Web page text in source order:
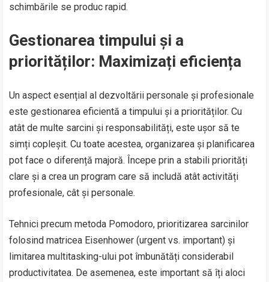
schimbările se produc rapid.
Gestionarea timpului și a
priorităților: Maximizați eficiența
Un aspect esențial al dezvoltării personale și profesionale
este gestionarea eficientă a timpului și a priorităților. Cu
atât de multe sarcini și responsabilități, este ușor să te
simți copleșit. Cu toate acestea, organizarea și planificarea
pot face o diferență majoră. Începe prin a stabili priorități
clare și a crea un program care să includă atât activități
profesionale, cât și personale.
Tehnici precum metoda Pomodoro, prioritizarea sarcinilor
folosind matricea Eisenhower (urgent vs. important) și
limitarea multitasking-ului pot îmbunătăți considerabil
productivitatea. De asemenea, este important să îți aloci